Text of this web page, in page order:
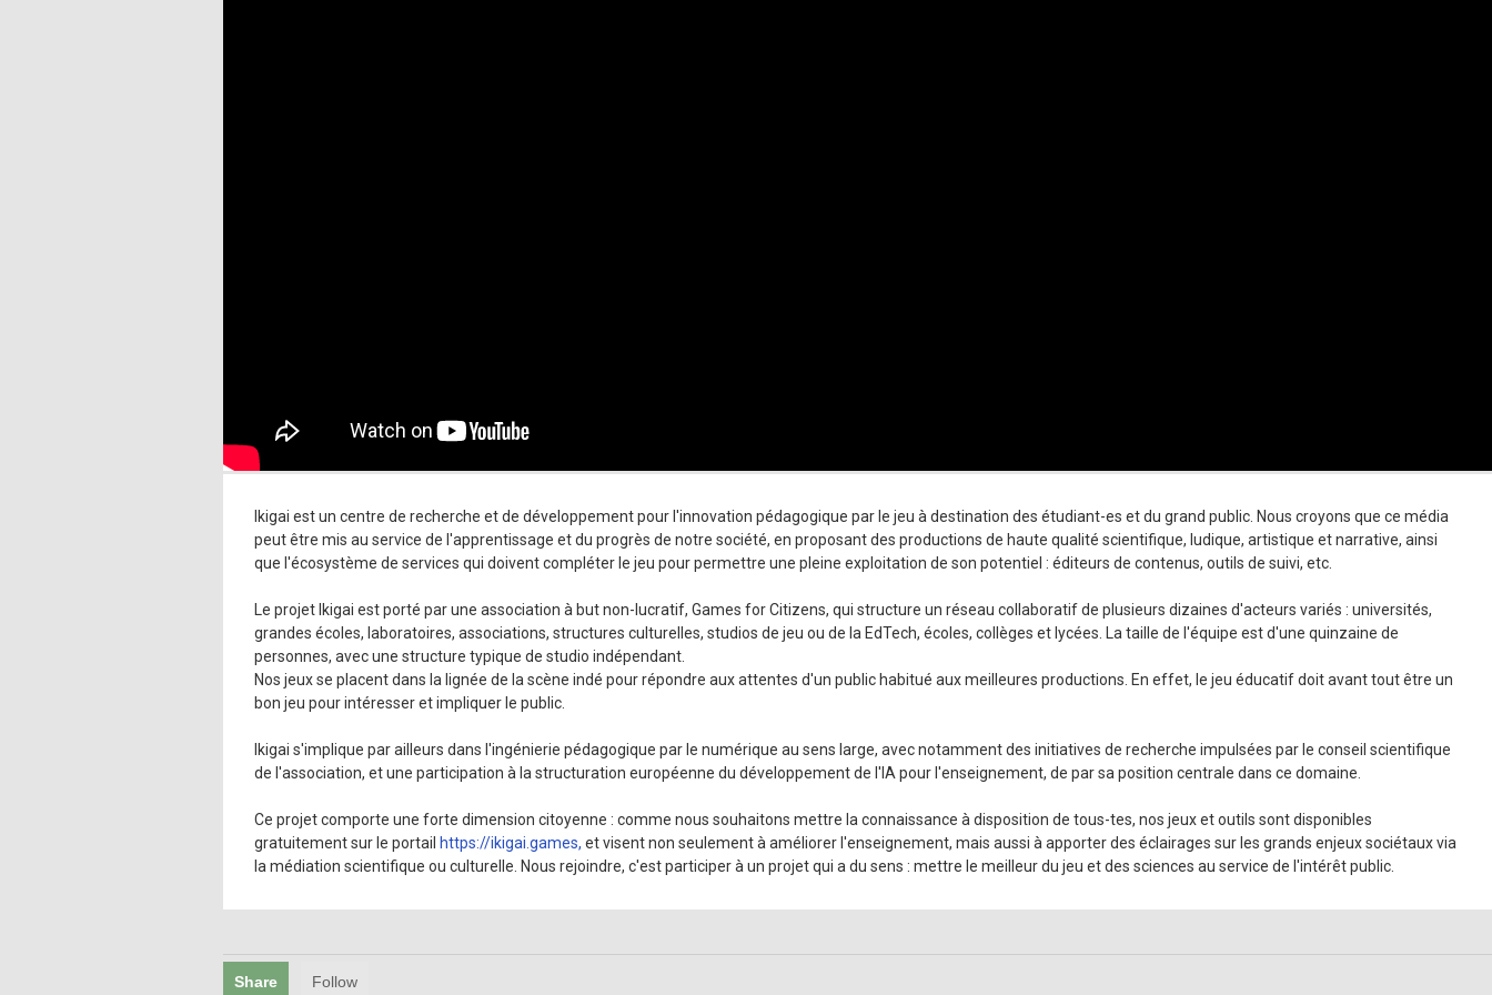
Ikigai est un centre de recherche et de développement pour l'innovation pédagogique par le jeu à destination des étudiant-es et du grand public. Nous croyons que ce média
peut être mis au service de l'apprentissage et du progrès de notre société, en proposant des productions de haute qualité scientifique, ludique, artistique et narrative, ainsi
que l'écosystème de services qui doivent compléter le jeu pour permettre une pleine exploitation de son potentiel : éditeurs de contenus, outils de suivi, etc.
Le projet Ikigai est porté par une association à but non-lucratif, Games for Citizens, qui structure un réseau collaboratif de plusieurs dizaines d'acteurs variés : universités,
grandes écoles, laboratoires, associations, structures culturelles, studios de jeu ou de la EdTech, écoles, collèges et lycées. La taille de l'équipe est d'une quinzaine de
personnes, avec une structure typique de studio indépendant.
Nos jeux se placent dans la lignée de la scène indé pour répondre aux attentes d'un public habitué aux meilleures productions. En effet, le jeu éducatif doit avant tout être un
bon jeu pour intéresser et impliquer le public.
Ikigai s'implique par ailleurs dans l'ingénierie pédagogique par le numérique au sens large, avec notamment des initiatives de recherche impulsées par le conseil scientifique
de l'association, et une participation à la structuration européenne du développement de l'IA pour l'enseignement, de par sa position centrale dans ce domaine.
Ce projet comporte une forte dimension citoyenne : comme nous souhaitons mettre la connaissance à disposition de tous-tes, nos jeux et outils sont disponibles
gratuitement sur le portail https://ikigai.games, et visent non seulement à améliorer l'enseignement, mais aussi à apporter des éclairages sur les grands enjeux sociétaux via
la médiation scientifique ou culturelle. Nous rejoindre, c'est participer à un projet qui a du sens : mettre le meilleur du jeu et des sciences au service de l'intérêt public.
Share Follow